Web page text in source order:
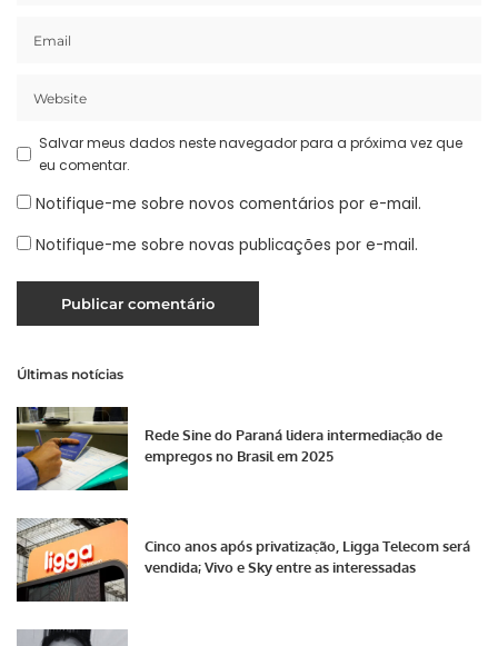
Salvar meus dados neste navegador para a próxima vez que
eu comentar.
Notifique-me sobre novos comentários por e-mail.
Notifique-me sobre novas publicações por e-mail.
Últimas notícias
Rede Sine do Paraná lidera intermediação de
empregos no Brasil em 2025
Cinco anos após privatização, Ligga Telecom será
vendida; Vivo e Sky entre as interessadas